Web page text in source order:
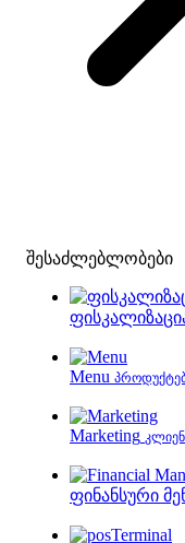
შესაძლებლობები
Menu
Marketing
ფინანსური